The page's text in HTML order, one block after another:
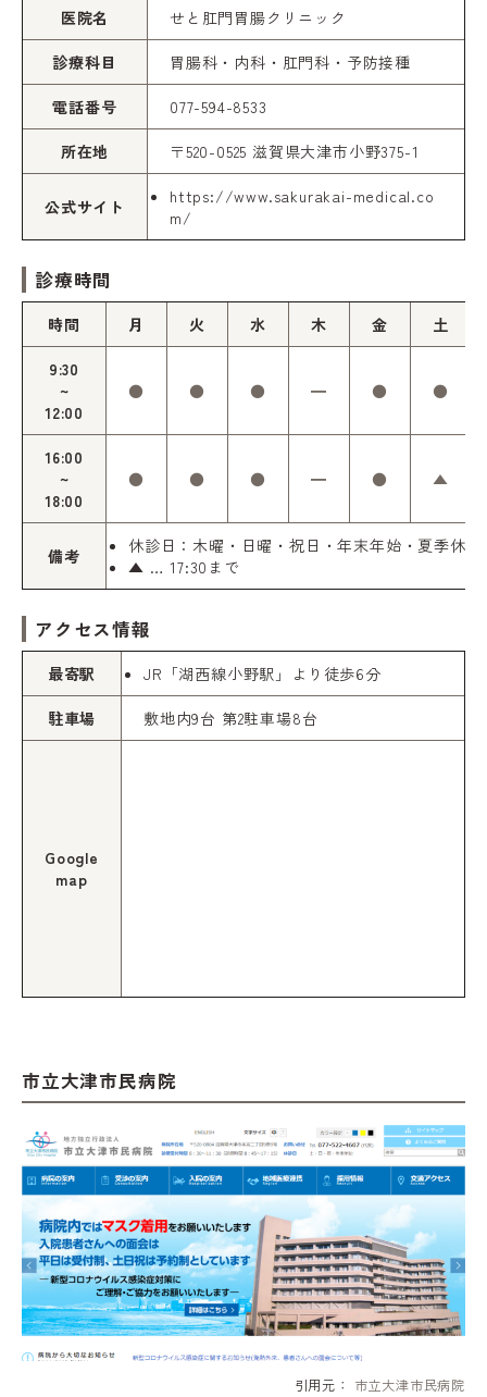
医院名 せと肛門胃腸クリニック
診療科目 胃腸科・内科・肛門科・予防接種
電話番号 077-594-8533
所在地 〒520-0525 滋賀県大津市小野375-1
公式サイト
https://www.sakurakai-medical.co
m/
診療時間
時間 月 火 水 木 金 土
9:30
~
12:00
● ● ● ━ ● ●
16:00
~
18:00
● ● ● ━ ● ▲
備考
休診日：木曜・日曜・祝日・年末年始・夏季休暇
▲ … 17:30まで
アクセス情報
最寄駅 JR「湖西線小野駅」より徒歩6分
駐車場 敷地内9台 第2駐車場8台
Google
map
市立大津市民病院
引用元： 市立大津市民病院